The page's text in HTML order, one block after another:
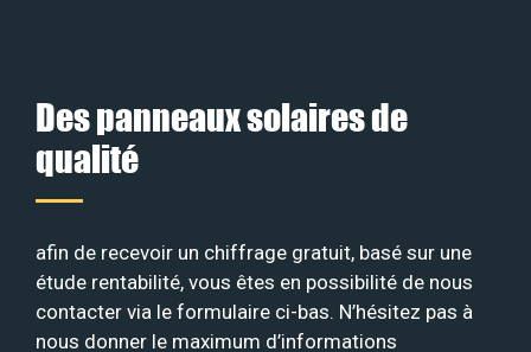
Des panneaux solaires de
qualité
afin de recevoir un chiffrage gratuit, basé sur une
étude rentabilité, vous êtes en possibilité de nous
contacter via le formulaire ci-bas. N’hésitez pas à
nous donner le maximum d’informations